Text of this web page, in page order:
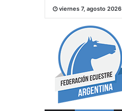
viernes 7, agosto 2026